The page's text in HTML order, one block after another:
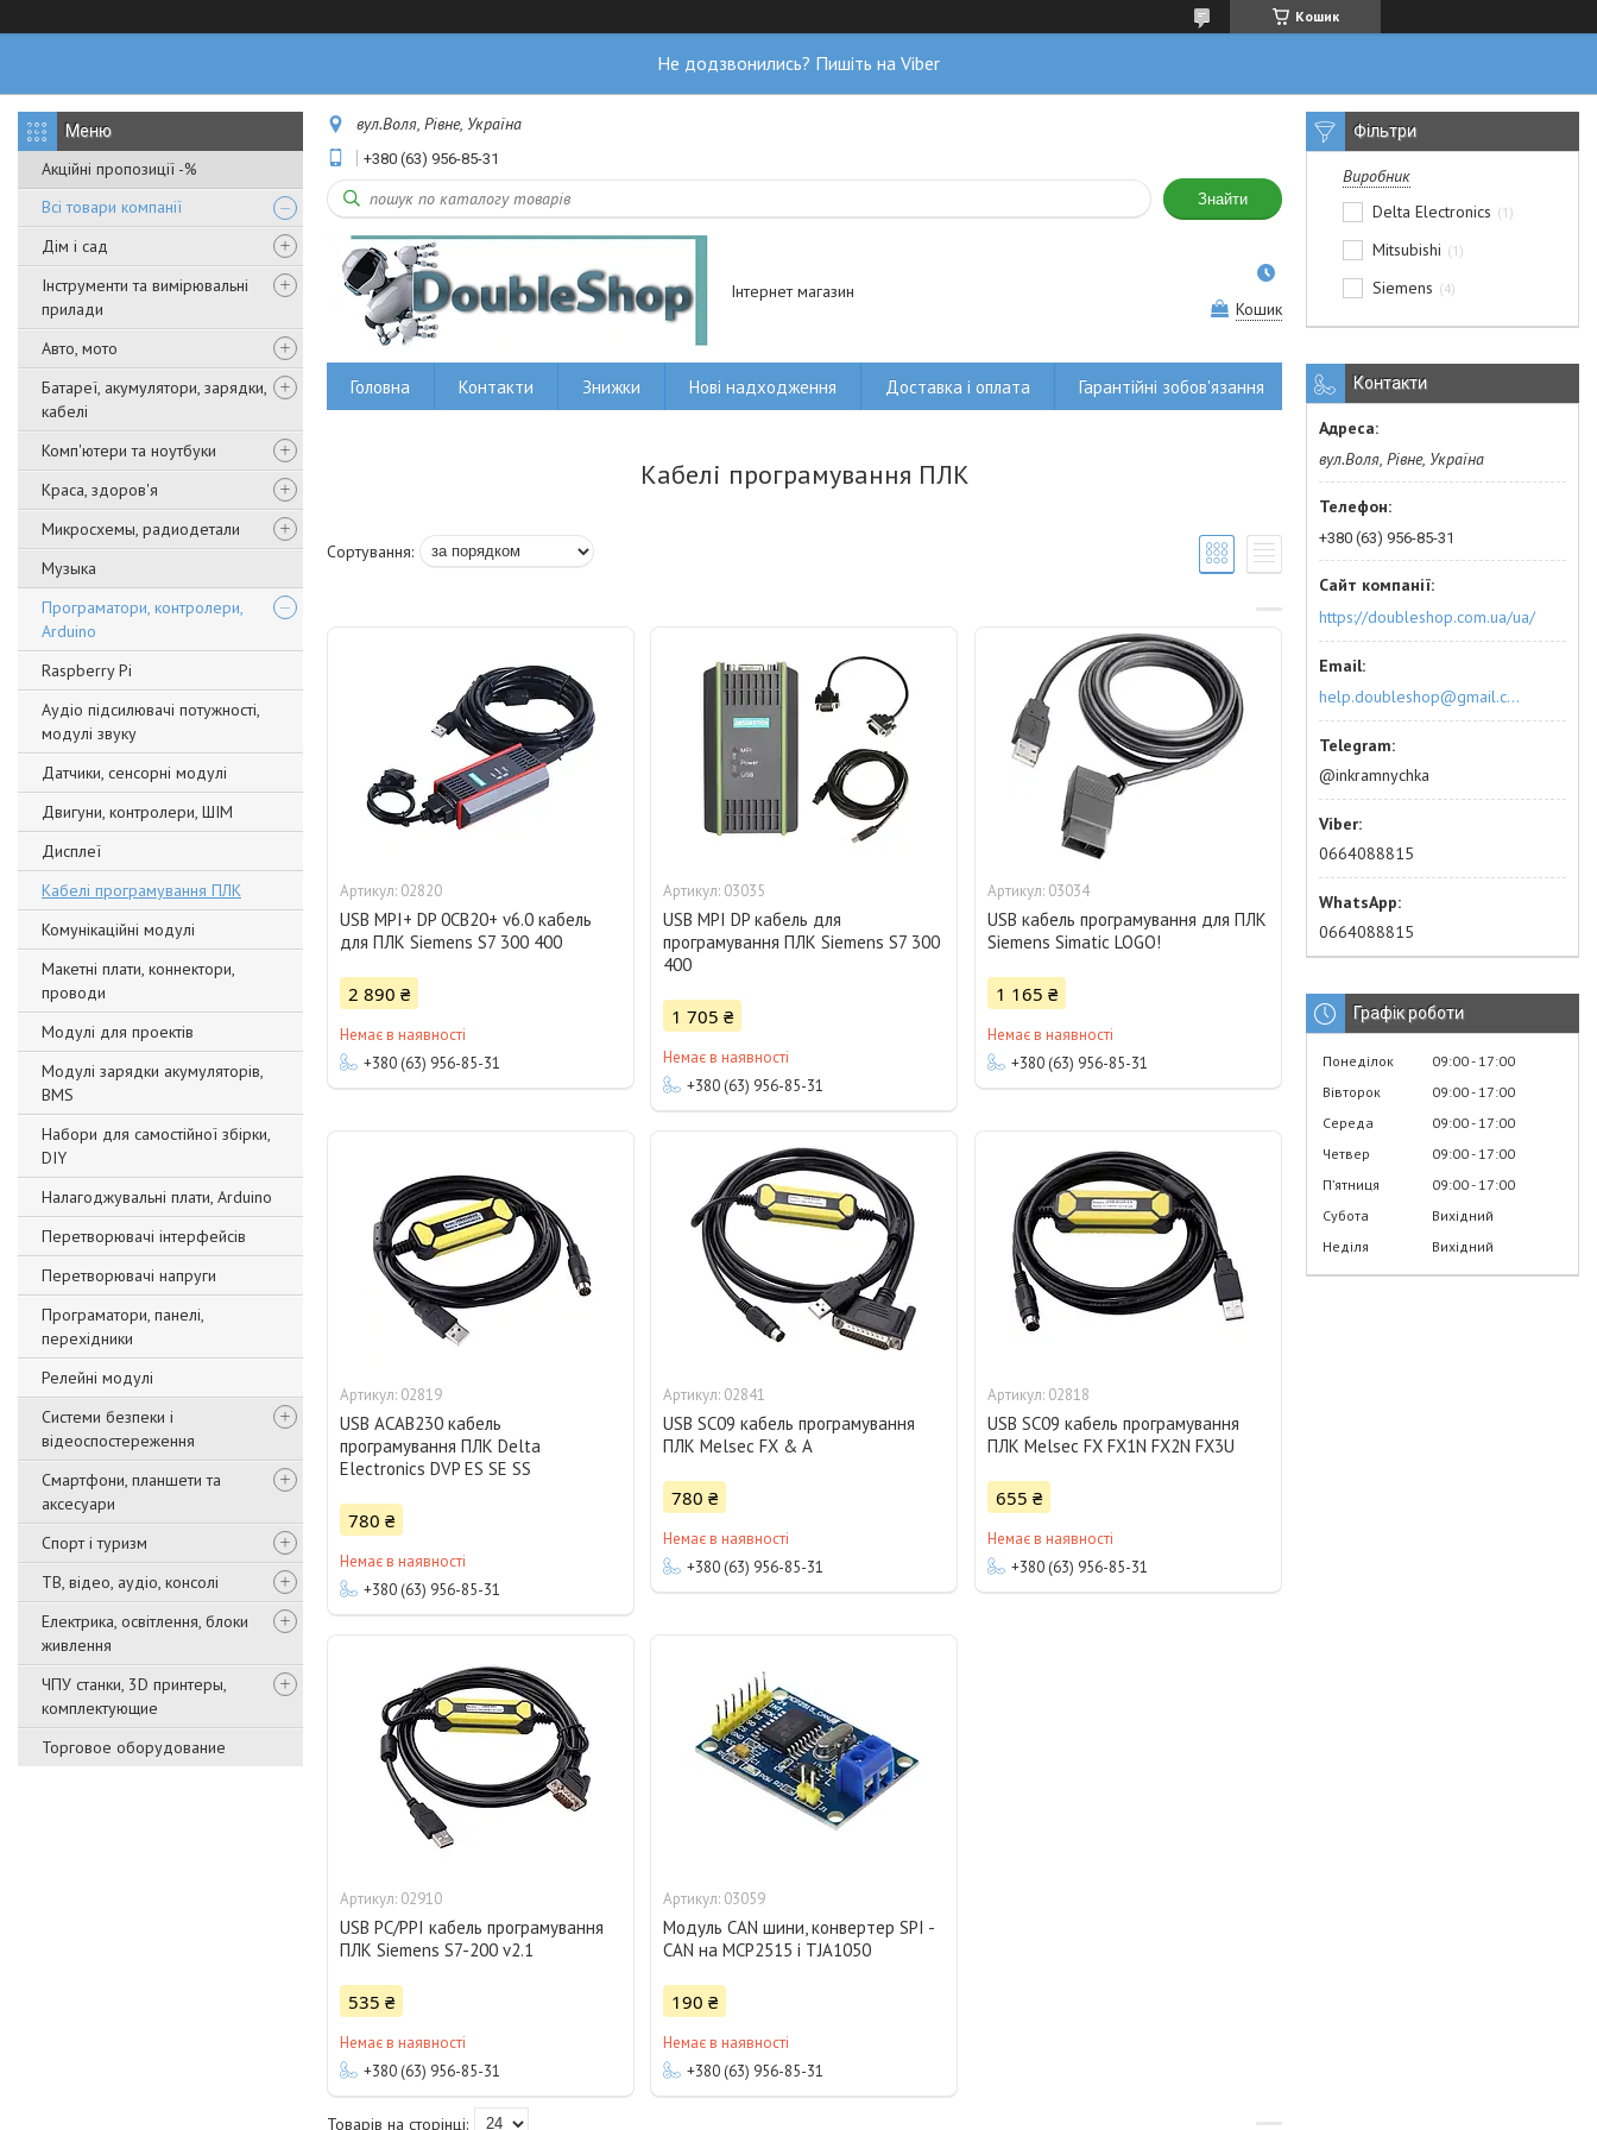
Кошик
Не додзвонились? Пишіть на Viber
Акційні пропозиції -%
Всі товари компанії
Дім і сад
Інструменти та вимірювальні
прилади
Авто, мото
Батареї, акумулятори, зарядки,
кабелі
Комп'ютери та ноутбуки
Краса, здоров'я
Микросхемы, радиодетали
Музыка
Програматори, контролери,
Arduino
Raspberry Pi
Аудіо підсилювачі потужності,
модулі звуку
Датчики, сенсорні модулі
Двигуни, контролери, ШІМ
Дисплеї
Кабелі програмування ПЛК
Комунікаційні модулі
Макетні плати, коннектори,
проводи
Модулі для проектів
Модулі зарядки акумуляторів,
BMS
Набори для самостійної збірки,
DIY
Налагоджувальні плати, Arduino
Перетворювачі інтерфейсів
Перетворювачі напруги
Програматори, панелі,
перехідники
Релейні модулі
Системи безпеки і
відеоспостереження
Смартфони, планшети та
аксесуари
Спорт і туризм
ТВ, відео, аудіо, консолі
Електрика, освітлення, блоки
живлення
ЧПУ станки, 3D принтеры,
комплектующие
Торговое оборудование
вул.Воля, Рівне, Україна
+380 (63) 956-85-31
Знайти
Інтернет магазин
Кошик
Головна Контакти Знижки Нові надходження Доставка і оплата Гарантійні зобов'язання
Кабелі програмування ПЛК
02820
USB MPI+ DP 0CB20+ v6.0 кабель
для ПЛК Siemens S7 300 400
2 890 ₴
Немає в наявності
+380 (63) 956-85-31
03035
USB MPI DP кабель для
програмування ПЛК Siemens S7 300
400
1 705 ₴
Немає в наявності
+380 (63) 956-85-31
03034
USB кабель програмування для ПЛК
Siemens Simatic LOGO!
1 165 ₴
Немає в наявності
+380 (63) 956-85-31
02819
USB ACAB230 кабель
програмування ПЛК Delta
Electronics DVP ES SE SS
780 ₴
Немає в наявності
+380 (63) 956-85-31
02841
USB SC09 кабель програмування
ПЛК Melsec FX & A
780 ₴
Немає в наявності
+380 (63) 956-85-31
02818
USB SC09 кабель програмування
ПЛК Melsec FX FX1N FX2N FX3U
655 ₴
Немає в наявності
+380 (63) 956-85-31
02910
USB PC/PPI кабель програмування
ПЛК Siemens S7-200 v2.1
535 ₴
Немає в наявності
+380 (63) 956-85-31
03059
Модуль CAN шини, конвертер SPI -
CAN на MCP2515 і TJA1050
190 ₴
Немає в наявності
+380 (63) 956-85-31
Фільтри
Виробник
Delta Electronics
1
Mitsubishi 1
Siemens 4
Контакти
вул.Воля, Рівне, Україна
+380 (63) 956-85-31
https://doubleshop.com.ua/ua/
help.doubleshop@gmail.com
@inkramnychka
0664088815
0664088815
Графік роботи
Понеділок 09:00 17:00
Вівторок
09:00 17:00
Середа
09:00 17:00
Четвер
09:00 17:00
Пʼятниця
09:00 17:00
Субота
Вихідний
Неділя
Вихідний